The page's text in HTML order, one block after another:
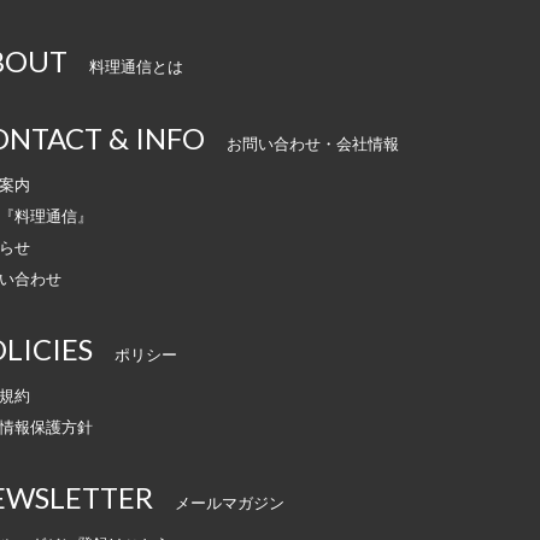
料理通信とは
& INFO お問い合わせ・会社情報
内
料理通信』
せ
合わせ
ポリシー
約
報保護方針
メールマガジン